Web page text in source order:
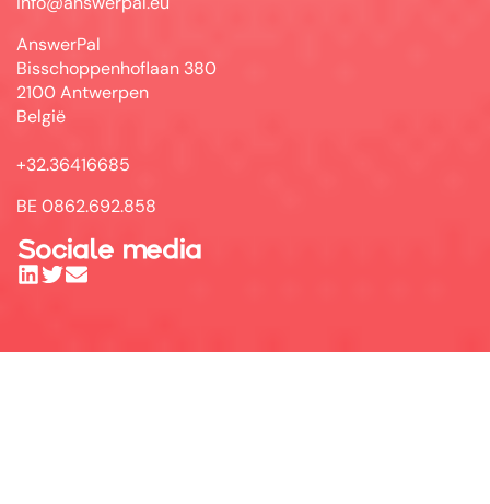
AnswerPal
Bisschoppenhoflaan 380
2100 Antwerpen
België
+32.36416685
BE 0862.692.858
Sociale media